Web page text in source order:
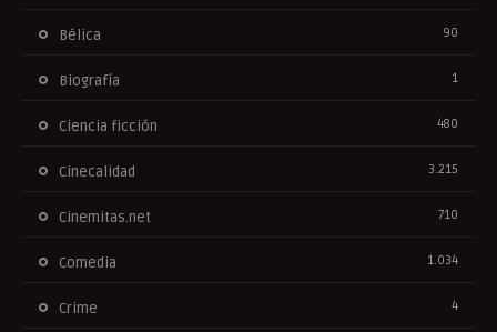
Bélica 90
Biografía 1
Ciencia ficción 480
Cinecalidad 3.215
Cinemitas.net 710
Comedia 1.034
Crime 4